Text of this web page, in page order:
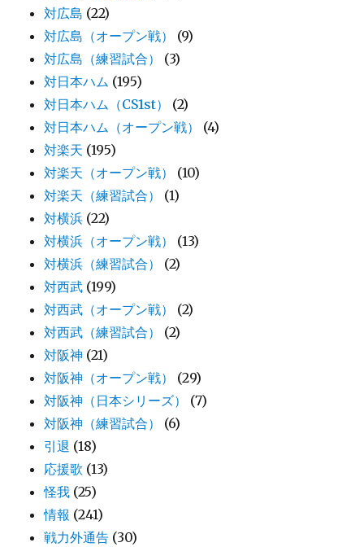
対広島 (22)
対広島（オープン戦）
(9)
対広島（練習試合）
(3)
対日本ハム (195)
対日本ハム（CS1st）
(2)
対日本ハム（オープン戦）
(4)
対楽天 (195)
対楽天（オープン戦）
(10)
対楽天（練習試合）
(1)
対横浜 (22)
対横浜（オープン戦）
(13)
対横浜（練習試合）
(2)
対西武 (199)
対西武（オープン戦）
(2)
対西武（練習試合）
(2)
対阪神 (21)
対阪神（オープン戦）
(29)
対阪神（日本シリーズ）
(7)
対阪神（練習試合）
(6)
引退 (18)
応援歌 (13)
怪我 (25)
情報 (241)
戦力外通告 (30)